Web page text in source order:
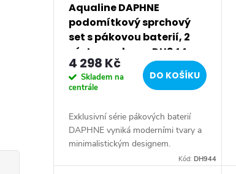
Aqualine DAPHNE
podomítkový sprchový
set s pákovou baterií, 2
výstupy, chrom DH944
4 298 Kč
Skladem na
centrále
DO KOŠÍKU
Exklusivní série pákových baterií
DAPHNE vyniká moderními tvary a
minimalistickým designem.
Typickým znakem série je elegantní
Kód:DH944